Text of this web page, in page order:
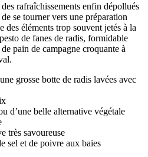
rafraîchissements enfin dépollués
se tourner vers une préparation
des éléments trop souvent jetés à la
de fanes de radis, formidable
pain de campagne croquante à
grosse botte de radis lavées avec
d’une belle alternative végétale
très savoureuse
sel et de poivre aux baies